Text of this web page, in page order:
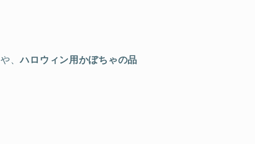
や、ハロウィン用かぼちゃの品